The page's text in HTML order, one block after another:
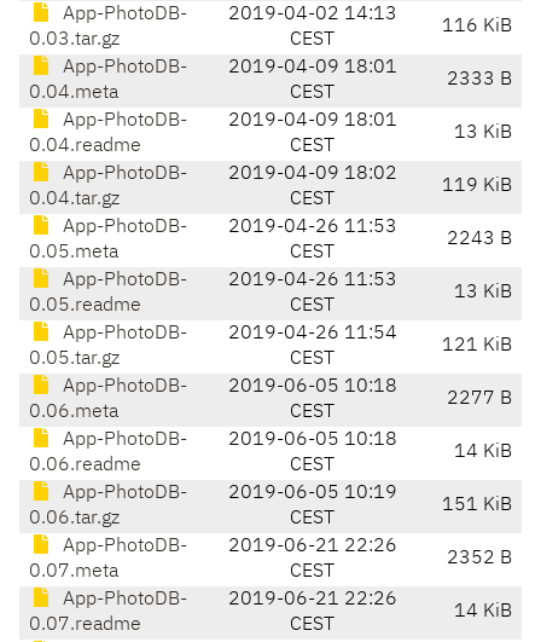
App-PhotoDB-
0.03.tar.gz
2019-04-02 14:13
CEST
116 KiB
App-PhotoDB-
0.04.meta
2019-04-09 18:01
CEST
2333 B
App-PhotoDB-
0.04.readme
2019-04-09 18:01
CEST
13 KiB
App-PhotoDB-
0.04.tar.gz
2019-04-09 18:02
CEST
119 KiB
App-PhotoDB-
0.05.meta
2019-04-26 11:53
CEST
2243 B
App-PhotoDB-
0.05.readme
2019-04-26 11:53
CEST
13 KiB
App-PhotoDB-
0.05.tar.gz
2019-04-26 11:54
CEST
121 KiB
App-PhotoDB-
0.06.meta
2019-06-05 10:18
CEST
2277 B
App-PhotoDB-
0.06.readme
2019-06-05 10:18
CEST
14 KiB
App-PhotoDB-
0.06.tar.gz
2019-06-05 10:19
CEST
151 KiB
App-PhotoDB-
0.07.meta
2019-06-21 22:26
CEST
2352 B
App-PhotoDB-
0.07.readme
2019-06-21 22:26
CEST
14 KiB